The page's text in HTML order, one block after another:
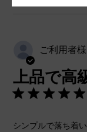
ご利用者様
上品で高
シンプルで落ち着